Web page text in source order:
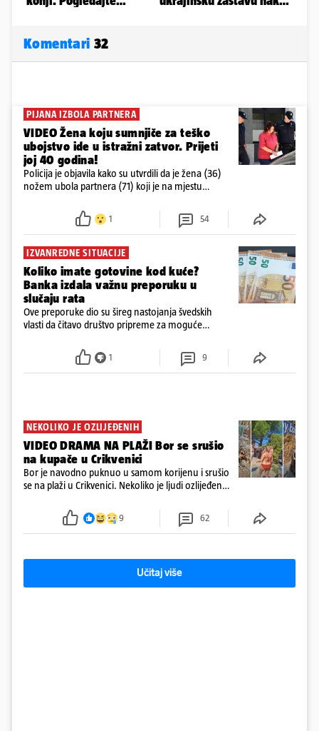
Komentari 32
PIJANA IZBOLA PARTNERA
VIDEO Žena koju sumnjiče za teško
ubojstvo ide u istražni zatvor. Prijeti
joj 40 godina!
Policija je objavila kako su utvrdili da je žena (36)
nožem ubola partnera (71) koji je na mjestu
ispitali i poslali u istražni zatvor
1 54
IZVANREDNE SITUACIJE
Koliko imate gotovine kod kuće?
Banka izdala važnu preporuku u
slučaju rata
Ove preporuke dio su šireg nastojanja švedskih
vlasti da čitavo društvo pripreme za moguće
1 9
NEKOLIKO JE OZLIJEĐENIH
VIDEO DRAMA NA PLAŽI Bor se srušio
na kupače u Crikvenici
Bor je navodno puknuo u samom korijenu i srušio
se na plaži u Crikvenici. Nekoliko je ljudi ozlijeđeno,
9 62
Učitaj više